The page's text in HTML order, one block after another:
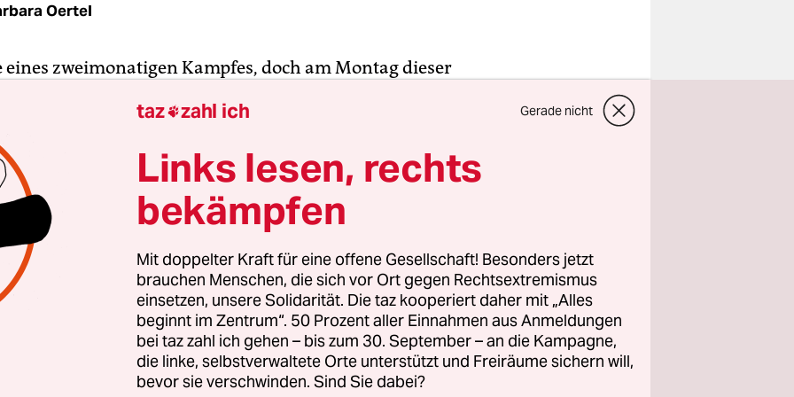
Oertel
eines zweimonatigen Kampfes, doch am Montag dieser
(WHO) landete in der zen­tralasiatischen
ein Bild von der Lage in Sachen Coronapandemie
laut Regierung gibt es in Turkmenistan gar nichts zu
dass bisher kein einziger Fall registriert worden
Virusfreiheit ist nicht das einzige
Turkmenistans. Der Staat mit sechs Millionen
und bedeutenden Erdgasvorkommen, gehört zu den
und repressivsten Ländern weltweit. Menschenrechte
taz zahl ich Gerade nicht
Links lesen, rechts
bekämpfen
Mit doppelter Kraft für eine offene Gesellschaft! Besonders jetzt
brauchen Menschen, die sich vor Ort gegen Rechtsextremismus
einsetzen, unsere Solidarität. Die taz kooperiert daher mit „Alles
beginnt im Zentrum“. 50 Prozent aller Einnahmen aus Anmeldungen
bei taz zahl ich gehen – bis zum 30. September – an die Kampagne,
die linke, selbstverwaltete Orte unterstützt und Freiräume sichern will,
bevor sie verschwinden. Sind Sie dabei?